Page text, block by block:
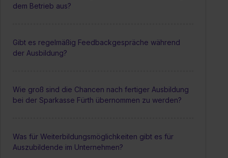
dem Betrieb aus?
Gibt es regelmäßig Feedbackgespräche während
der Ausbildung?
Wie groß sind die Chancen nach fertiger Ausbildung
bei der Sparkasse Fürth übernommen zu werden?
Was für Weiterbildungsmöglichkeiten gibt es für
Auszubildende im Unternehmen?